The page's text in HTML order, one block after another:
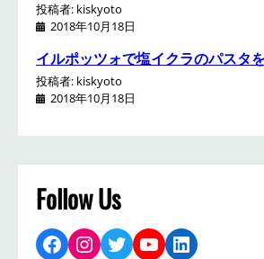
投稿者: kiskyoto
2018年10月18日
イルポッツォで塩イクラのパスタ
投稿者: kiskyoto
2018年10月18日
Follow Us
Facebook Instagram Twitter YouTube LinkedIn